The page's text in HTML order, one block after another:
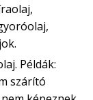
Példák:
szárító